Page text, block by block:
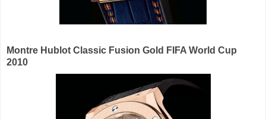
Montre Hublot Classic Fusion Gold FIFA World Cup
2010